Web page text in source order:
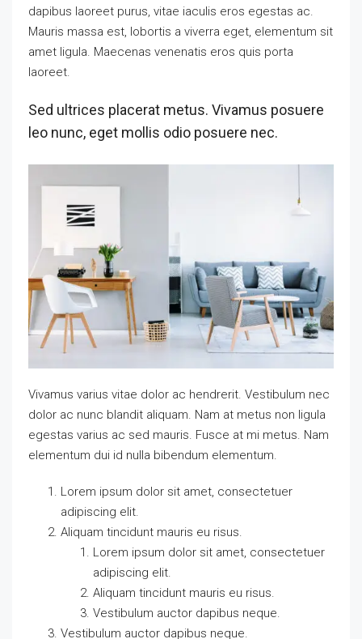
dapibus laoreet purus, vitae iaculis eros egestas ac.
Mauris massa est, lobortis a viverra eget, elementum sit
amet ligula. Maecenas venenatis eros quis porta
laoreet.
Sed ultrices placerat metus. Vivamus posuere
leo nunc, eget mollis odio posuere nec.
Vivamus varius vitae dolor ac hendrerit. Vestibulum nec
dolor ac nunc blandit aliquam. Nam at metus non ligula
egestas varius ac sed mauris. Fusce at mi metus. Nam
elementum dui id nulla bibendum elementum.
Lorem ipsum dolor sit amet, consectetuer
adipiscing elit.
Aliquam tincidunt mauris eu risus.
Lorem ipsum dolor sit amet, consectetuer
adipiscing elit.
Aliquam tincidunt mauris eu risus.
Vestibulum auctor dapibus neque.
Vestibulum auctor dapibus neque.